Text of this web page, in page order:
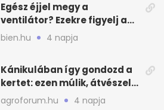
Egész éjjel megy a
ventilátor? Ezekre figyelj a
hőségben alvásnál
bien.hu 4 napja
Kánikulában így gondozd a
kertet: ezen múlik, átvészeli-
e a hőséget
agroforum.hu 4 napja